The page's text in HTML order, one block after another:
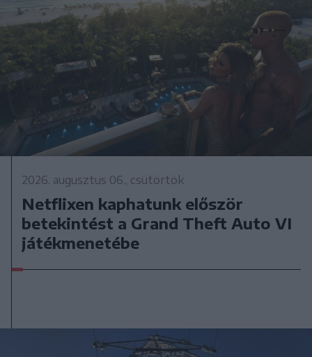
2026. augusztus 06., csütörtök
Netflixen kaphatunk először
betekintést a Grand Theft Auto VI
játékmenetébe